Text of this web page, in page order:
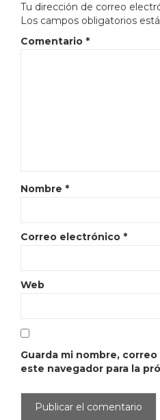
Tu dirección de correo
Los campos obligatorios
Comentario *
Nombre *
Correo electrónico *
Web
Guarda mi nombre,
este navegador para la